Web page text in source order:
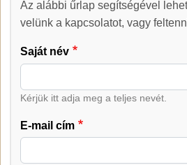
Kapcsolat
Az alábbi űrlap segítségével
velünk a kapcsolatot, vagy
Saját név
Kérjük itt adja meg a teljes nevét.
E-mail cím